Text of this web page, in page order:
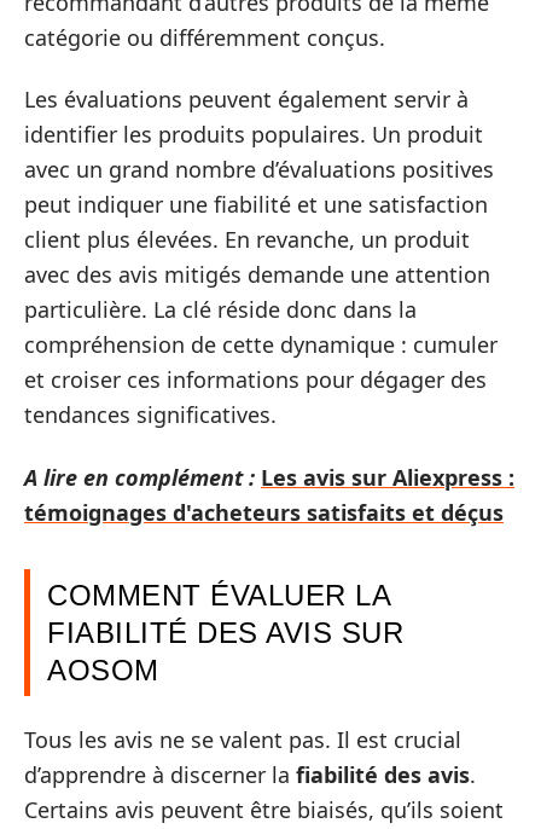
catégorie ou différemment conçus.
Les évaluations peuvent également servir à
identifier les produits populaires. Un produit
avec un grand nombre d’évaluations positives
peut indiquer une fiabilité et une satisfaction
client plus élevées. En revanche, un produit
avec des avis mitigés demande une attention
particulière. La clé réside donc dans la
compréhension de cette dynamique : cumuler
et croiser ces informations pour dégager des
tendances significatives.
A lire en complément : Les avis sur Aliexpress :
témoignages d'acheteurs satisfaits et déçus
COMMENT ÉVALUER LA
FIABILITÉ DES AVIS SUR
AOSOM
Tous les avis ne se valent pas. Il est crucial
d’apprendre à discerner la fiabilité des avis.
Certains avis peuvent être biaisés, qu’ils soient